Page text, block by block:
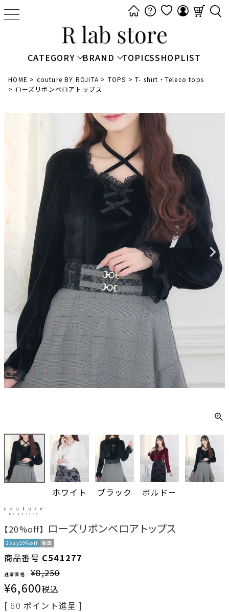
t
e
n
CATEGORY BRAND TOPICSSHOPLIST
HOME couture BY ROJITA TOPS
T- shirt・Teleco tops
ローズリボンベロアトップス
ホワイト ブラック ボルドー
【20%off】 ローズリボンベロアトップス
2buy20%off 動画
商品番号 C541277
通常価格 : ¥8,250
¥6,600税込
[ 60 ポイント進呈 ]